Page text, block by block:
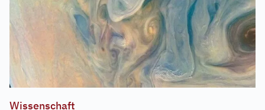
Wissenschaft